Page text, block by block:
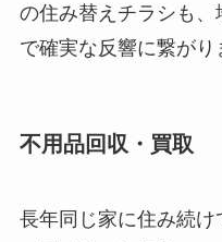
の住み替えチラシも、
で確実な反響に繋がり
不用品回収・買取
長年同じ家に住み続け